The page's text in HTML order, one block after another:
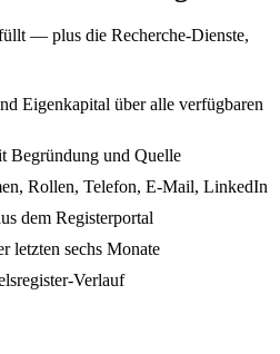
— plus die Recherche-Dienste,
Eigenkapital über alle verfügbaren
Begründung und Quelle
Rollen, Telefon, E-Mail, LinkedIn
dem Registerportal
letzten sechs Monate
Verlauf